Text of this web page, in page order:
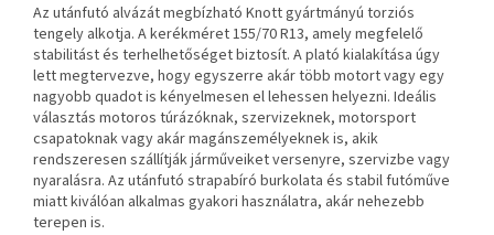
Az utánfutó alvázát megbízható Knott gyártmányú torziós
tengely alkotja. A kerékméret 155/70 R13, amely megfelelő
stabilitást és terhelhetőséget biztosít. A plató kialakítása úgy
lett megtervezve, hogy egyszerre akár több motort vagy egy
nagyobb quadot is kényelmesen el lehessen helyezni. Ideális
választás motoros túrázóknak, szervizeknek, motorsport
csapatoknak vagy akár magánszemélyeknek is, akik
rendszeresen szállítják járműveiket versenyre, szervizbe vagy
nyaralásra. Az utánfutó strapabíró burkolata és stabil futóműve
miatt kiválóan alkalmas gyakori használatra, akár nehezebb
terepen is.